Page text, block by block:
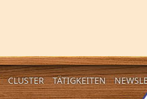
CLUSTER TÄTIGKEITEN